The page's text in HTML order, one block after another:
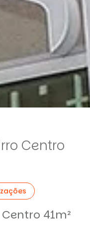
Centro
41m²